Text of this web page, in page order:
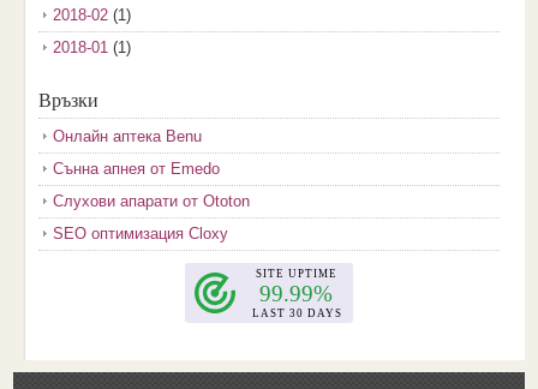
2018-02(1)
2018-01 (1)
2017-11
2017-10(3)
2017-08(3)
2017-07(1)
2017-06(2)
2017-02(2)
Връзки
Онлайн аптека Benu
Сънна апнея от Emedo
Слухови апарати от Ototon
SEO оптимизация Cloxy